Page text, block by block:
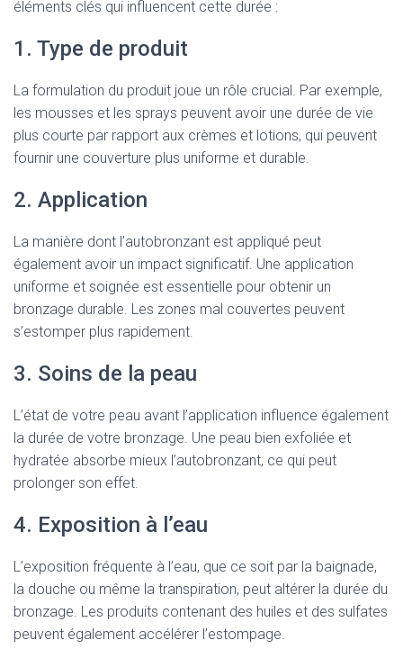
éléments clés qui influencent cette durée :
1. Type de produit
La formulation du produit joue un rôle crucial. Par exemple,
les mousses et les sprays peuvent avoir une durée de vie
plus courte par rapport aux crèmes et lotions, qui peuvent
fournir une couverture plus uniforme et durable.
2. Application
La manière dont l’autobronzant est appliqué peut
également avoir un impact significatif. Une application
uniforme et soignée est essentielle pour obtenir un
bronzage durable. Les zones mal couvertes peuvent
s’estomper plus rapidement.
3. Soins de la peau
L’état de votre peau avant l’application influence également
la durée de votre bronzage. Une peau bien exfoliée et
hydratée absorbe mieux l’autobronzant, ce qui peut
prolonger son effet.
4. Exposition à l’eau
L’exposition fréquente à l’eau, que ce soit par la baignade,
la douche ou même la transpiration, peut altérer la durée du
bronzage. Les produits contenant des huiles et des sulfates
peuvent également accélérer l’estompage.